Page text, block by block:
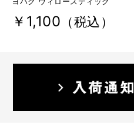
￥1,100 （税込）